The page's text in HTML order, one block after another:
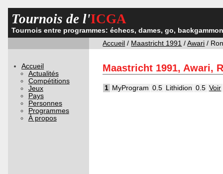
Tournois de l'ICGA
Tournois entre programmes: échecs, dames, go,
Accueil / Maastricht 1991 /Awari /
Accueil
Actualités
Compétitions
Jeux
Pays
Personnes
Programmes
À propos
Maastricht 1991, Awari,
1 MyProgram 0.5 Lithidion 0.5 Voir